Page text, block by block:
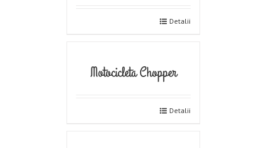
Detalii
Motocicleta Chopper
Detalii